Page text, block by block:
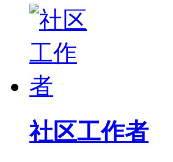
社区工作者